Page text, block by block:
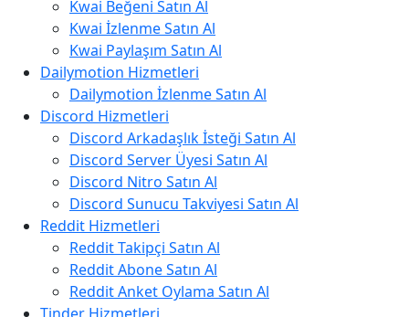
Kwai Beğeni Satın Al
Kwai İzlenme Satın Al
Kwai Paylaşım Satın Al
Dailymotion Hizmetleri
Dailymotion İzlenme Satın Al
Discord Hizmetleri
Discord Arkadaşlık İsteği Satın Al
Discord Server Üyesi Satın Al
Discord Nitro Satın Al
Discord Sunucu Takviyesi Satın Al
Reddit Hizmetleri
Reddit Takipçi Satın Al
Reddit Abone Satın Al
Reddit Anket Oylama Satın Al